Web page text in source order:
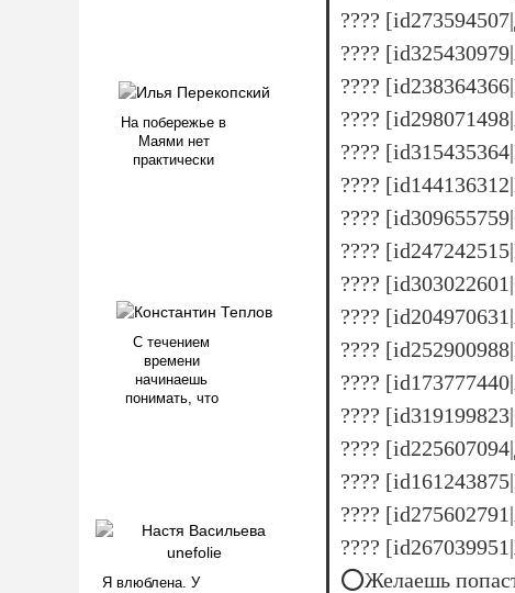
????
????
????
????
????
????
????
????
????
????
????
????
????
????
????
????
????
⭕Желаешь
На побережье в
Маями нет
практически
С течением
времени
начинаешь
понимать, что
Я влюблена. У